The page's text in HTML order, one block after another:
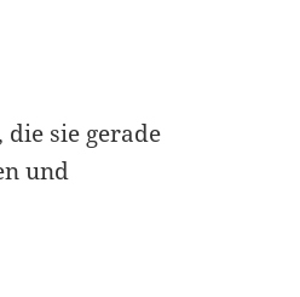
sie gerade
und